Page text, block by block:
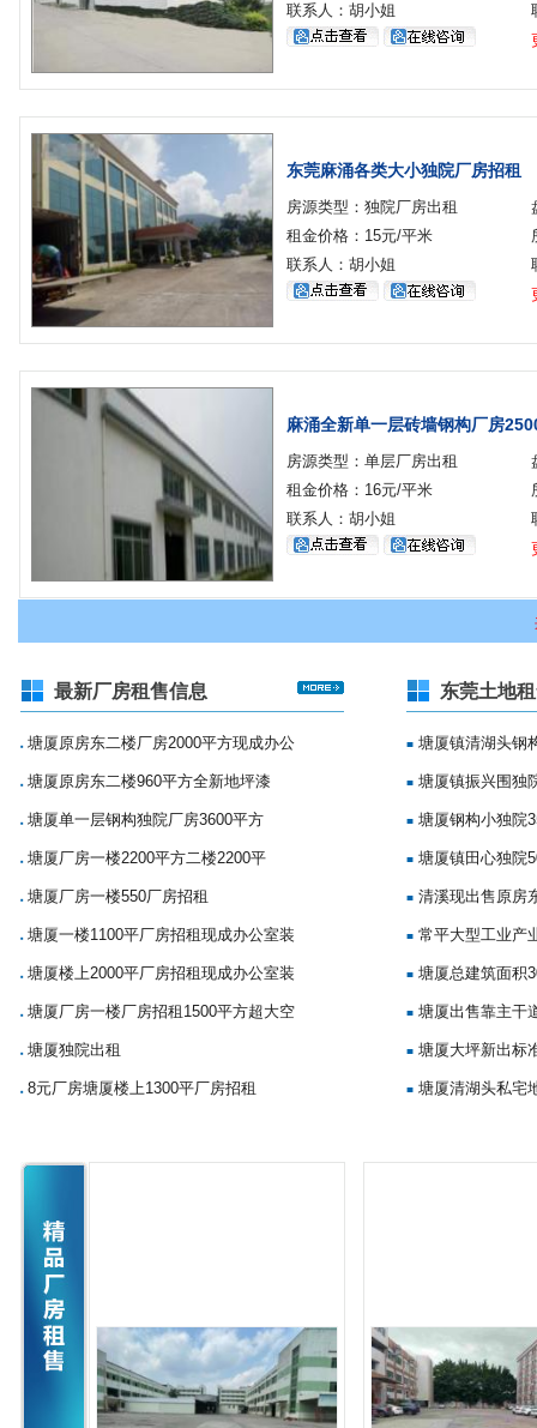
联系人：胡小姐
东莞麻涌各类大小独院厂房招租
房源类型：独院厂房出租
租金价格：15元/平米
联系人：胡小姐
麻涌全新单一层砖墙钢构厂房
房源类型：单层厂房出租
租金价格：16元/平米
联系人：胡小姐
最新厂房租售信息
■塘厦原房东二楼厂房2000平方现成办公
■塘厦原房东二楼960平方全新地坪漆
■塘厦单一层钢构独院厂房3600平方
■塘厦厂房一楼2200平方二楼2200平
■塘厦厂房一楼550厂房招租
■塘厦一楼1100平厂房招租现成办公室装
■塘厦楼上2000平厂房招租现成办公室装
■塘厦厂房一楼厂房招租1500平方超大空
■塘厦独院出租
■8元厂房塘厦楼上1300平厂房招租
东莞土地
■ 塘厦镇清湖头钢
■ 塘厦镇振兴围独
■ 塘厦钢构小独院
■ 塘厦镇田心独院
■ 清溪现出售原房
■ 常平大型工业产
■ 塘厦总建筑面积
■ 塘厦出售靠主干
■ 塘厦大坪新出标
■ 塘厦清湖头私宅